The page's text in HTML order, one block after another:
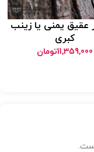
یمنی یا زینب
تومان